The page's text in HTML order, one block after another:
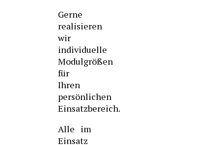
Gerne
realisieren
wir
individuelle
Modulgrößen
für
Ihren
persönlichen
Einsatzbereich.
Alle im
Einsatz